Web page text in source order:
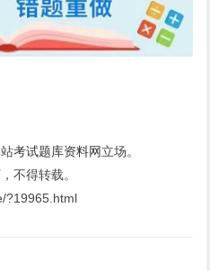
考试题库资料网立场。
不得转载。
?19965.html